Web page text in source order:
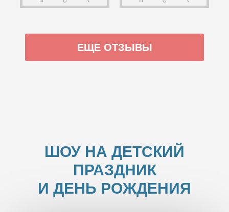
ЕЩЕ ОТЗЫВЫ
ШОУ НА ДЕТСКИЙ
ПРАЗДНИК
И ДЕНЬ РОЖДЕНИЯ